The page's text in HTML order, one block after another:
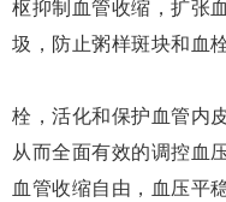
枢抑制血管收缩，扩张
圾，防止粥样斑块和血
栓，活化和保护血管内
从而全面有效的调控血
血管收缩自由，血压平